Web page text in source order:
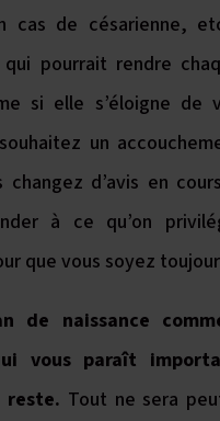
cas de césarienne,
pourrait rendre
si elle s’éloigne de
un
changez d’avis en
à ce qu’on
que vous soyez
de naissance
vous paraît
reste. Tout ne sera